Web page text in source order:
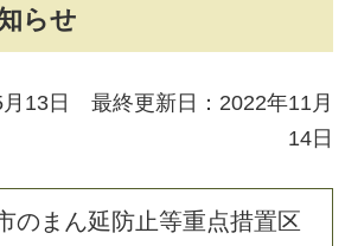
らせ
13日 最終更新日：2022年11月
14日
の ま ん延防止等重点措置区